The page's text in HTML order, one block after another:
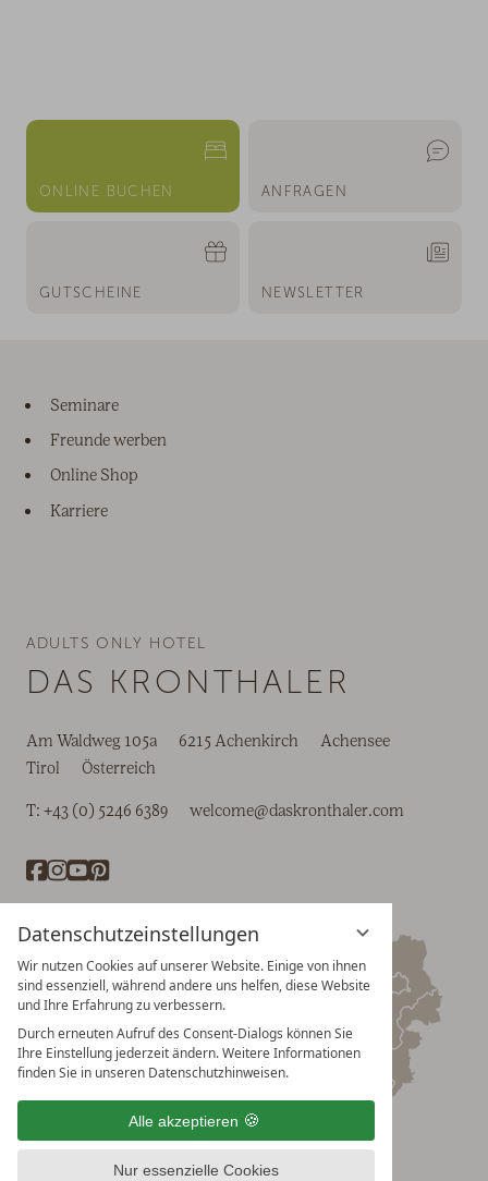
Datenschutzeinstellungen
Wir nutzen Cookies auf unserer Website. Einige von ihnen
sind essenziell, während andere uns helfen, diese Website
und Ihre Erfahrung zu verbessern.
Durch erneuten Aufruf des Consent-Dialogs können Sie
Ihre Einstellung jederzeit ändern. Weitere Informationen
finden Sie in unseren Datenschutzhinweisen.
Alle akzeptieren
Nur essenzielle Cookies
ONLINE BUCHEN ANFRAGEN
GUTSCHEINE NEWSLETTER
Seminare
Freunde werben
Online Shop
Karriere
ADULTS ONLY HOTEL
DAS KRONTHALER
Am Waldweg 105a 6215 Achenkirch
Achensee
Tirol
Österreich
T: +43 (0) 5246 6389 welcome@daskronthaler.com